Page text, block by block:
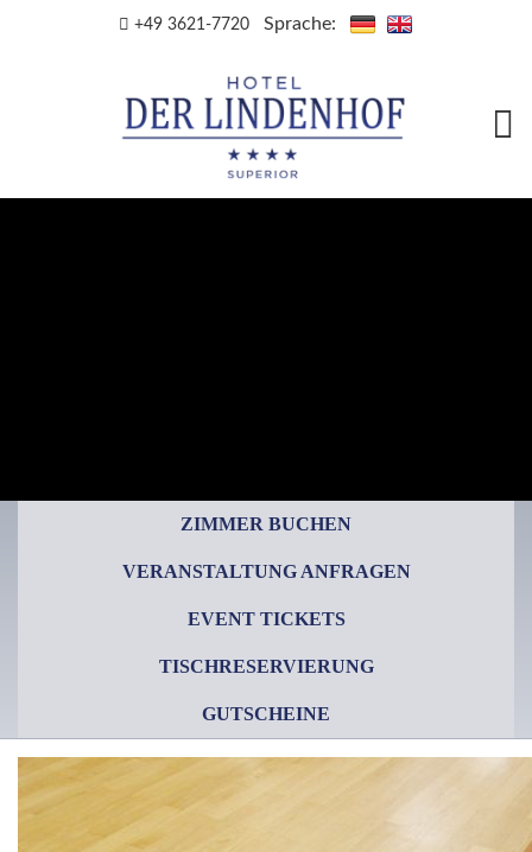
+49 3621-7720 Sprache:
ZIMMER BUCHEN
VERANSTALTUNG ANFRAGEN
EVENT TICKETS
TISCHRESERVIERUNG
GUTSCHEINE